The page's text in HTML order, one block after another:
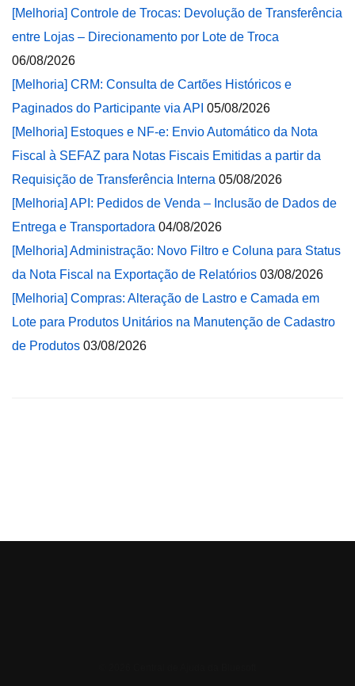
[Melhoria] Controle de Trocas: Devolução de Transferência
entre Lojas – Direcionamento por Lote de Troca
06/08/2026
[Melhoria] CRM: Consulta de Cartões Históricos e
Paginados do Participante via API 05/08/2026
[Melhoria] Estoques e NF-e: Envio Automático da Nota
Fiscal à SEFAZ para Notas Fiscais Emitidas a partir da
Requisição de Transferência Interna 05/08/2026
[Melhoria] API: Pedidos de Venda – Inclusão de Dados de
Entrega e Transportadora 04/08/2026
[Melhoria] Administração: Novo Filtro e Coluna para Status
da Nota Fiscal na Exportação de Relatórios 03/08/2026
[Melhoria] Compras: Alteração de Lastro e Camada em
Lote para Produtos Unitários na Manutenção de Cadastro
de Produtos 03/08/2026